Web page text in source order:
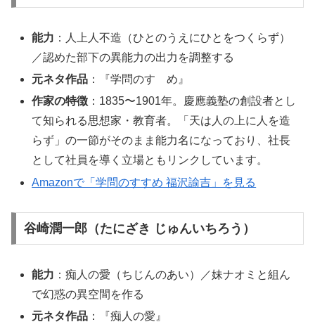
能力 ：人上人不造（ひとのうえにひとをつくらず）
／認めた部下の異能力の出力を調整する
元ネタ作品 ：『学問のすゝめ』
作家の特徴 ：1835〜1901年。慶應義塾の創設者とし
て知られる思想家・教育者。「天は人の上に人を造
らず」の一節がそのまま能力名になっており、社長
として社員を導く立場ともリンクしています。
Amazonで「学問のすすめ 福沢諭吉」を見る
谷崎潤一郎（たにざき じゅんいちろう）
能力 ：痴人の愛（ちじんのあい）／妹ナオミと組ん
で幻惑の異空間を作る
元ネタ作品 ：『痴人の愛』